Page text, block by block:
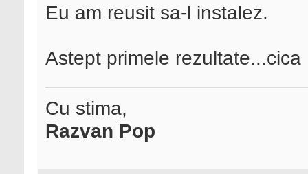
Eu am reusit sa-l instalez.
Astept primele
Cu stima,
Razvan Pop